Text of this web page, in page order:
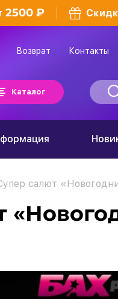
2500 ₽
Возврат Контакты
Каталог
салют